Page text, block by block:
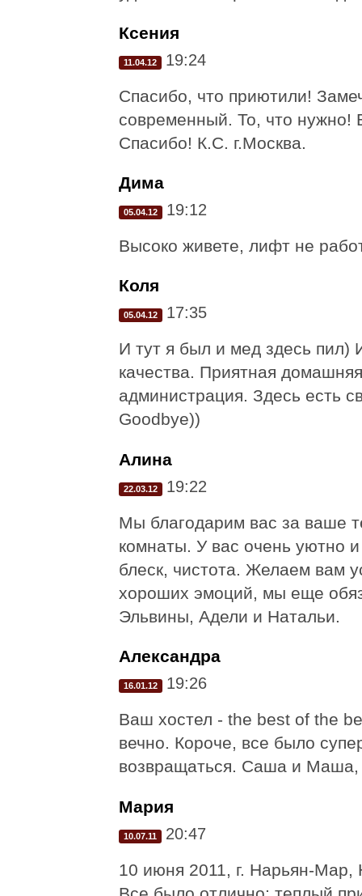
Ксения
11.04.12 19:24
Спасибо, что приютили!
современный. То, что нужно!
Спасибо! К.С. г.Москва.
Дима
05.04.12 19:12
Высоко живете, лифт не
Коля
05.04.12 17:35
И тут я был и мед здесь
качества. Приятная
администрация. Здесь есть
Goodbye))
Алина
22.03.12 19:22
Мы благодарим вас за ваше
комнаты. У вас очень уютно
блеск, чистота. Желаем вам
хороших эмоций, мы еще
Эльвины, Адели и Натальи.
Александра
16.01.12 19:26
Ваш хостел - the best of the
вечно. Короче, все было
возвращаться. Саша и Маша,
Мария
10.07.11 20:47
10 июня 2011, г. Нарьян-Мар,